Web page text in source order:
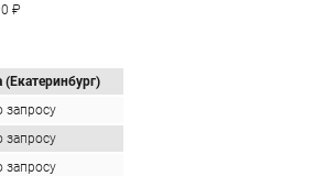
₽
(Екатеринбург)
запросу
запросу
запросу